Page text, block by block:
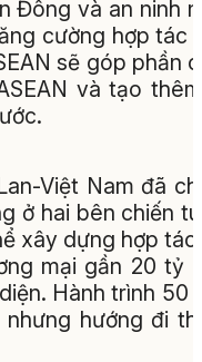
Đông và an ninh
cường hợp tác
sẽ góp phần
và tạo
Việt Nam đã
ở hai bên chiến
xây dựng hợp tác
mại gần 20 tỷ
Hành trình 50
hướng đi